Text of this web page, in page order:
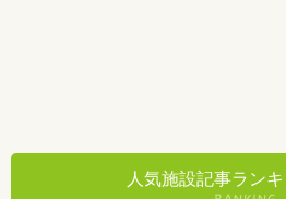
人気施設記事ラン